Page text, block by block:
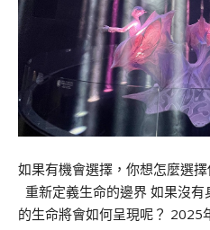
如果有機會選擇，你想怎麼選
重新定義生命的邊界 如果沒
的生命將會如何呈現呢？ 2025